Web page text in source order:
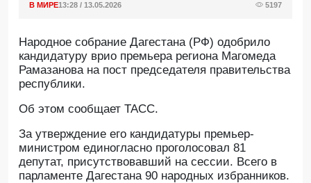
В МИРЕ13:28 / 13.05.2026 5197
Народное собрание Дагестана (РФ) одобрило
кандидатуру врио премьера региона Магомеда
Рамазанова на пост председателя правительства
республики.
Об этом сообщает ТАСС.
За утверждение его кандидатуры премьер-
министром единогласно проголосовал 81
депутат, присутствовавший на сессии. Всего в
парламенте Дагестана 90 народных избранников.